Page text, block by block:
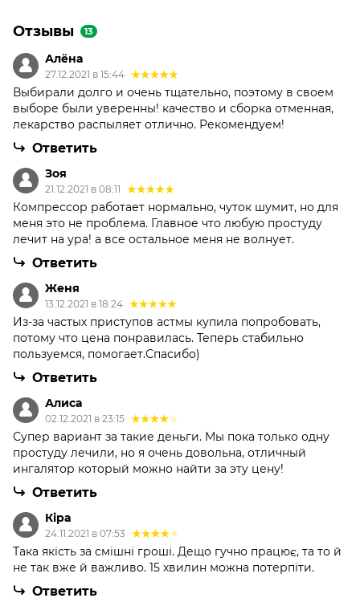
Отзывы 13
Алёна
27.12.2021 в 15:44
Выбирали долго и очень тщательно, поэтому в своем
выборе были уверенны! качество и сборка отменная,
лекарство распыляет отлично. Рекомендуем!
Ответить
Зоя
21.12.2021 в 08:11
Компрессор работает нормально, чуток шумит, но для
меня это не проблема. Главное что любую простуду
лечит на ура! а все остальное меня не волнует.
Ответить
Женя
13.12.2021 в 18:24
Из-за частых приступов астмы купила попробовать,
потому что цена понравилась. Теперь стабильно
пользуемся, помогает.Спасибо)
Ответить
Алиса
02.12.2021 в 23:15
Супер вариант за такие деньги. Мы пока только одну
простуду лечили, но я очень довольна, отличный
ингалятор который можно найти за эту цену!
Ответить
Кіра
24.11.2021 в 07:53
Така якість за смішні гроші. Дещо гучно працює, та то й
не так вже й важливо. 15 хвилин можна потерпіти.
Ответить